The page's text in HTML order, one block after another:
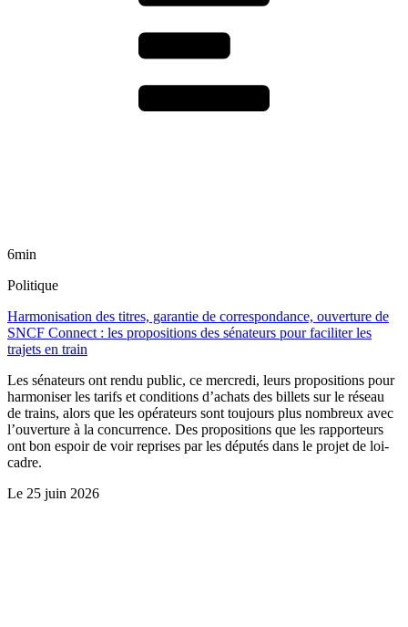
6min
Politique
Harmonisation des titres, garantie de correspondance, ouverture de
SNCF Connect : les propositions des sénateurs pour faciliter les
trajets en train
Les sénateurs ont rendu public, ce mercredi, leurs propositions pour
harmoniser les tarifs et conditions d’achats des billets sur le réseau
de trains, alors que les opérateurs sont toujours plus nombreux avec
l’ouverture à la concurrence. Des propositions que les rapporteurs
ont bon espoir de voir reprises par les députés dans le projet de loi-
cadre.
Le 25 juin 2026